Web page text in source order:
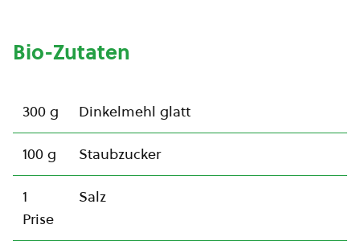
Bio-Zutaten
300 g Dinkelmehl glatt
100 g Staubzucker
1
Prise
Salz